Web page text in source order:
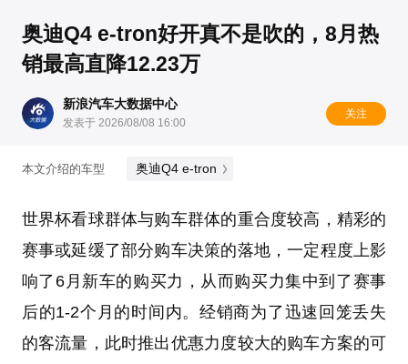
奥迪Q4 e-tron好开真不是吹的，8月热
销最高直降12.23万
新浪汽车大数据中心
发表于 2026/08/08 16:00
关注
本文介绍的车型 奥迪Q4 e-tron
世界杯看球群体与购车群体的重合度较高，精彩的
赛事或延缓了部分购车决策的落地，一定程度上影
响了6月新车的购买力，从而购买力集中到了赛事
后的1-2个月的时间内。经销商为了迅速回笼丢失
的客流量，此时推出优惠力度较大的购车方案的可